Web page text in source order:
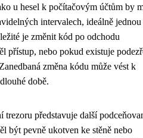
u hesel k počítačovým účtům by
intervalech, ideálně jednou
je změnit kód po odchodu
přístup, nebo pokud existuje
změna kódu může vést k
době.
trezoru představuje další
být pevně ukotven ke stěně nebo